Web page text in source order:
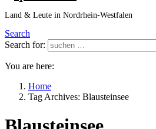
Land & Leute in Nordrhein-Westfalen
Search
Search for:
You are here:
Home
Tag Archives: Blausteinsee